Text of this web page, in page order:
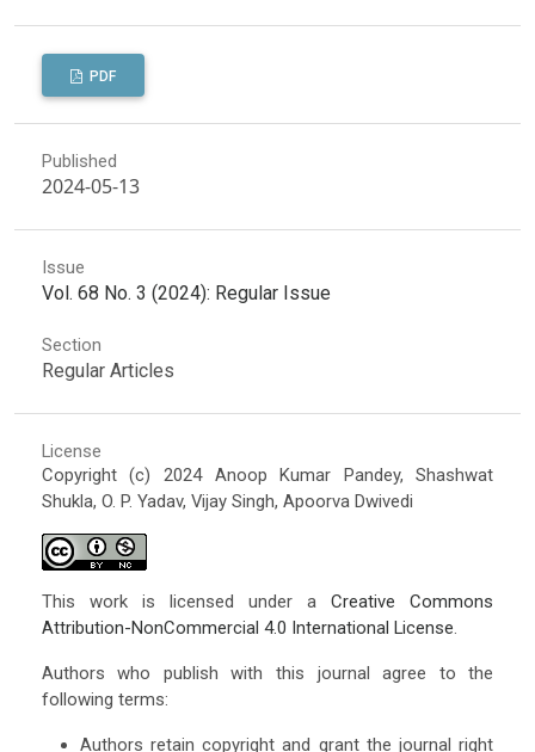
PDF
Published
2024-05-13
Issue
Vol. 68 No. 3 (2024): Regular Issue
Section
Regular Articles
License
Copyright (c) 2024 Anoop Kumar Pandey, Shashwat
Shukla, O. P. Yadav, Vijay Singh, Apoorva Dwivedi
This work is licensed under aCreative Commons
Attribution-NonCommercial 4.0 International License
Authors who publish with this journal agree to the
following terms:
Authors retain copyright and grant the journal right